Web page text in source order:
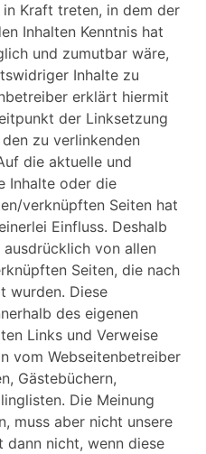
Kraft treten, in dem der
Inhalten Kenntnis hat
und zumutbar wäre,
Inhalte zu
erklärt hiermit
der Linksetzung
zu verlinkenden
die aktuelle und
Inhalte oder die
verknüpften Seiten hat
Einfluss. Deshalb
von allen
Seiten, die nach
wurden. Diese
des eigenen
Links und Verweise
vom Webseitenbetreiber
Gästebüchern,
Die Meinung
muss aber nicht unsere
dann nicht, wenn diese